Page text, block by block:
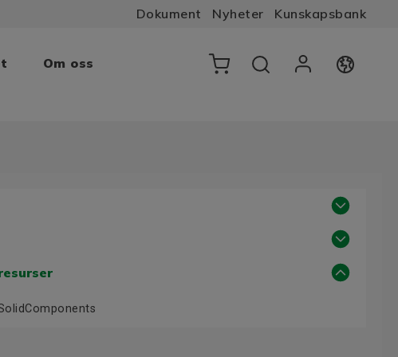
Dokument Nyheter Kunskapsbank
Om oss